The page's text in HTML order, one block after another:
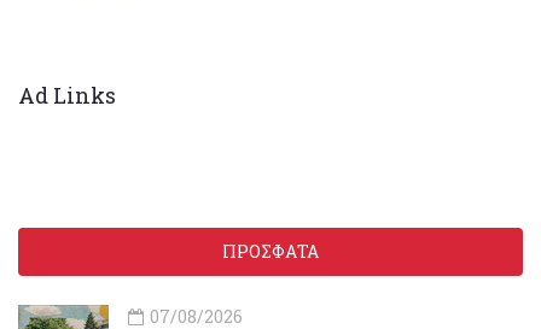
Ad Links
ΠΡΟΣΦΑΤΑ
07/08/2026